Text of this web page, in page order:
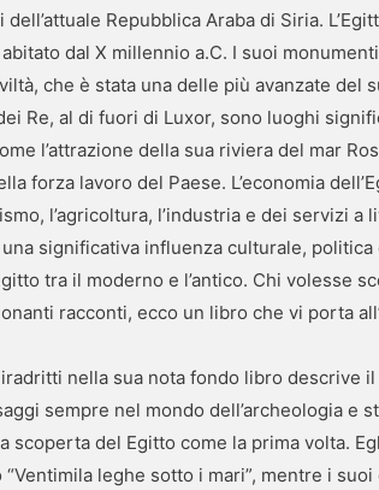
Repubblica Araba di Siria.
dal X millennio a.C. I suoi
che è stata una delle più avanzate del
Re, al di fuori di Luxor, sono luoghi
l’attrazione della sua riviera del mar
forza lavoro del Paese. L’economia
l’agricoltura, l’industria e dei servizi a
significativa influenza culturale,
tra il moderno e l’antico. Chi volesse
racconti, ecco un libro che vi porta
nella sua nota fondo libro descrive
sempre nel mondo dell’archeologia e
scoperta del Egitto come la prima volta.
leghe sotto i mari”, mentre i